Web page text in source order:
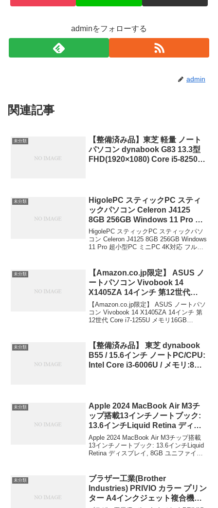
adminをフォローする
admin
関連記事
未分類
【整備済み品】東芝 軽量 ノート
パソコン dynabook G83 13.3型
FHD(1920×1080) Core i5-8250U/
未分類
HigolePC スティックPC スティ
ックパソコン Celeron J4125
8GB 256GB Windows 11 Pro 超
小型PC ミニPC 4K対応 フル機能
Type-C 1Gbps有線LAN 高速Wi-
Fi デスクトップPC 小型 軽量 テ
HigolePC ￥27,500
HigolePC スティックPC スティックパソ
コン Celeron J4125 8GB 256GB Windows
11 Pro 超小型PC ミニPC 4K対応 フル機
未分類
【Amazon.co.jp限定】 ASUS ノ
ートパソコン Vivobook 14
X1405ZA 14インチ 第12世代
Core i7-1255U メモリ16GB
SSD512GB WPS Office搭載
Windows11 バッテリー駆動6.7時
ーブラック X1405ZA-LY011W
ASUS ￥98,820
【Amazon.co.jp限定】 ASUS ノートパソ
コン Vivobook 14 X1405ZA 14インチ 第
12世代 Core i7-1255U メモリ16GB
未分類
【整備済み品】 東芝 dynabook
B55 / 15.6インチ ノートPC/CPU:
Intel Core i3-6006U / メモリ:8GB
未分類
Apple 2024 MacBook Air M3チ
ップ搭載13インチノートブック:
13.6インチLiquid Retina ディス
プレイ, 8GB ユニファイドメモリ,
256GB SSD ストレージ, バッ ク
ライトキーボード, 1080p
ID。iPhone や iPad との連係 機
能, ミッドナイト Apple(アップル)
￥158,141
Apple 2024 MacBook Air M3チップ搭載
13インチノートブック: 13.6インチLiquid
Retina ディスプレイ, 8GB ユニファイド
未分類
ブラザー工業(Brother
Industries) PRIVIO カラー プリン
ター A4インクジェット複合機